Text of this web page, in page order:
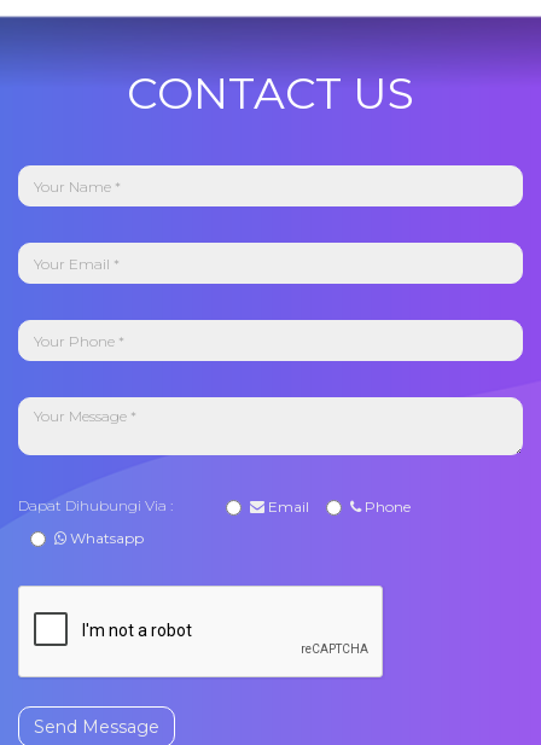
CONTACT US
Dapat Dihubungi Via : Email
Phone
Whatsapp
Send Message